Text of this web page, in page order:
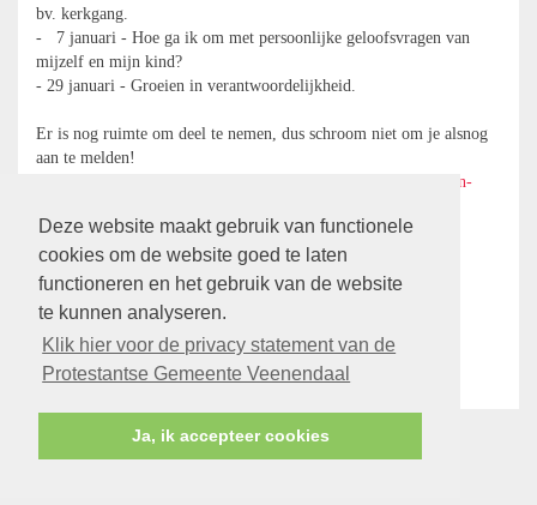
Deze website maakt gebruik van functionele
cookies om de website goed te laten
functioneren en het gebruik van de website
te kunnen analyseren.
Klik hier voor de privacy statement van de
Protestantse Gemeente Veenendaal
Ja, ik accepteer cookies
bv. kerkgang.
- 7 januari - Hoe ga ik om met persoonlijke geloofsvragen van
mijzelf en mijn kind?
- 29 januari - Groeien in verantwoordelijkheid.
Er is nog ruimte om deel te nemen, dus schroom niet om je alsnog
aan te melden!
ds.lvanderlaan@pkn-
Wees welkom, de koffie en taart staan klaar om 19.45 uur.
Hartelijke groet,
Rob, Annemarie, Jacolien, Loekie en Wilma
terug